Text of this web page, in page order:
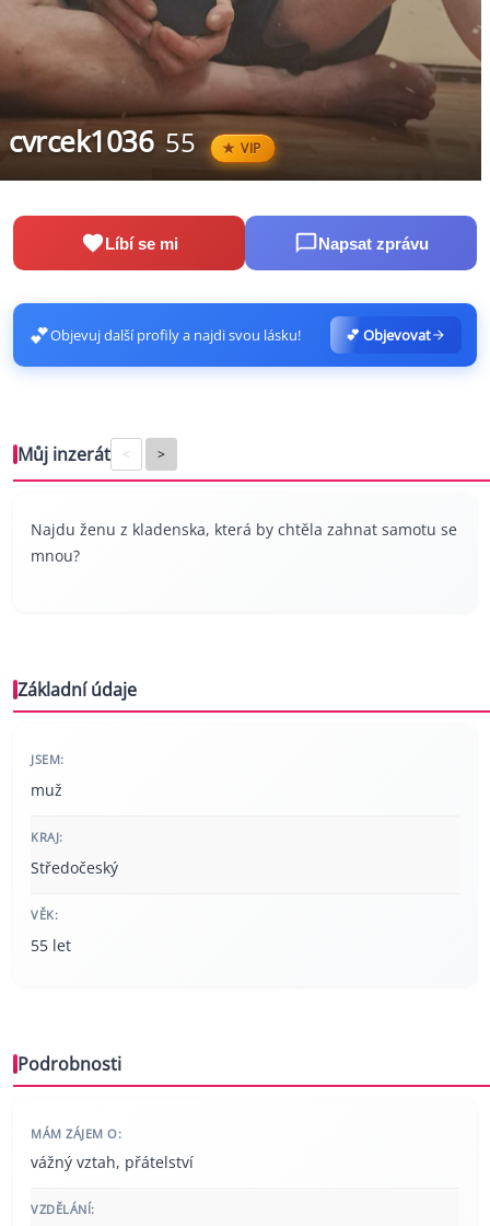
cvrcek1036 55 VIP
Líbí se mi Napsat zprávu
💕Objevuj další profily a najdi svou lásku! 💕 Objevovat
Můj inzerát < >
Najdu ženu z kladenska, která by chtěla zahnat samotu se
mnou?
Základní údaje
JSEM:
muž
KRAJ:
Středočeský
VĚK:
55 let
Podrobnosti
MÁM ZÁJEM O:
vážný vztah, přátelství
VZDĚLÁNÍ: